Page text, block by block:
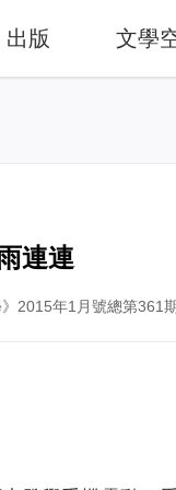
出版 文學
連連
2015年1月號總第361